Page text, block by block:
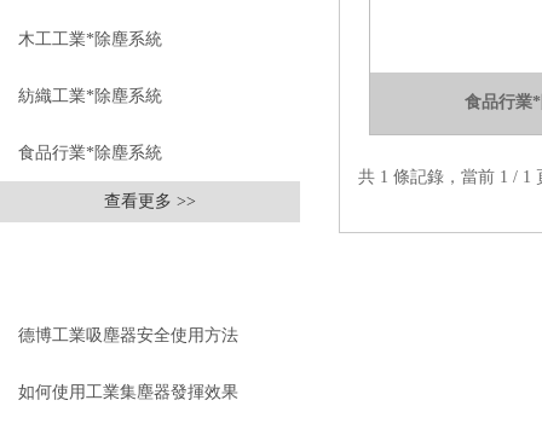
木工工業*除塵系統
紡織工業*除塵系統
食品行業*除塵系統
查看更多 >>
德博工業吸塵器安全使用方法
如何使用工業集塵器發揮效果
食品行業
共 1 條記錄，當前 1 /